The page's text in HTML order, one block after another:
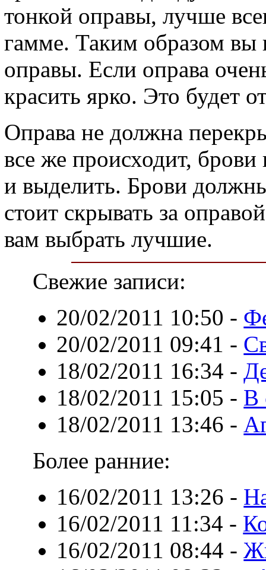
тонкой оправы, лучше
гамме. Таким образом вы
оправы. Если оправа
красить ярко. Это будет
Оправа не должна
все же происходит,
и выделить. Брови
стоит скрывать за
вам выбрать лучшие.
Свежие записи:
20/02/2011 10:50 -
20/02/2011 09:41 -
18/02/2011 16:34 -
18/02/2011 15:05 - В
18/02/2011 13:46 -
Более ранние:
16/02/2011 13:26 -
16/02/2011 11:34 -
16/02/2011 08:44 -